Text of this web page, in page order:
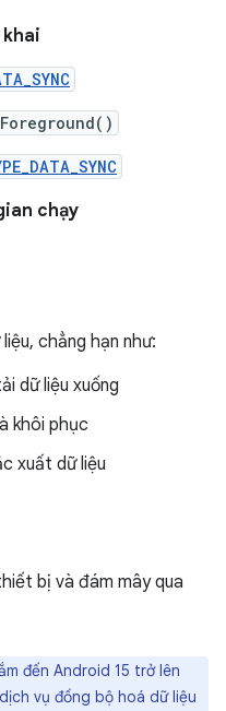
chạy
chẳng hạn như:
dữ liệu xuống
khôi phục
xuất dữ liệu
bị và đám mây qua
đến Android 15 trở lên
vụ đồng bộ hoá dữ liệu